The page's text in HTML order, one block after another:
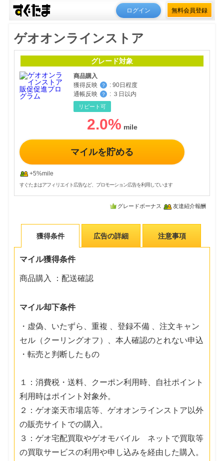
ログイン 無料会員登録
ゲオオンラインストア
グレード対象
商品購入
獲得反映
？ : 90日程度
通帳反映
？ : ３日以内
リピート可
2.0%
マイルを貯める
+5%mile
すぐたまはアフィリエイト広告など、プロモーション広告を利用しています
グレードボーナス 友達紹介報酬
獲得条件 広告の詳細 注意事項
マイル獲得条件
商品購入 ：配送確認
マイル却下条件
・虚偽、いたずら、重複 、登録不備 、注文キャン
セル（クーリングオフ）、本人確認のとれない申込
・転売と判断したもの
１：消費税・送料、クーポン利用時、自社ポイント
利用時はポイント対象外。
２：ゲオ楽天市場店等、ゲオオンラインストア以外
の販売サイトでの購入。
３：ゲオ宅配買取やゲオモバイル ネットで買取等
の買取サービスの利用や申し込みを経由した購入。